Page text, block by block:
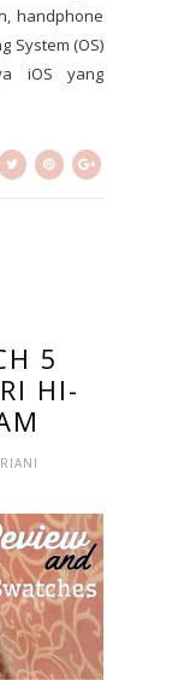
handphone
System (OS)
iOS yang
5
HI-